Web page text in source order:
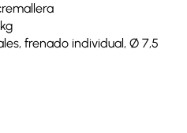
frenado individual, Ø 7,5